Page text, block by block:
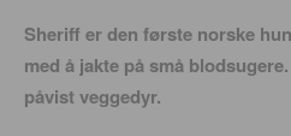
Sheriff er den første norske
med å jakte på små
påvist veggedyr.